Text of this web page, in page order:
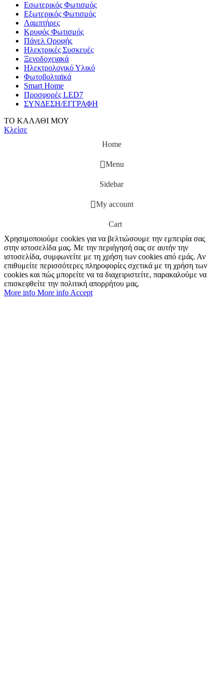
Εσωτερικός Φωτισμός
Εξωτερικός Φωτισμός
Λαμπτήρες
Κρυφός Φωτισμός
Πάνελ Οροφής
Ηλεκτρικές Συσκευές
Ξενοδοχειακά
Ηλεκτρολογικό Υλικό
Φωτοβολταϊκά
Smart Home
Προσφορές LED7
ΣΥΝΔΕΣΗ/ΕΓΓΡΑΦΗ
ΤΟ ΚΑΛΑΘΙ ΜΟΥ
Κλείσε
Home
Menu
Sidebar
My account
Cart
Χρησιμοποιούμε cookies για να βελτιώσουμε την εμπειρία σας
στην ιστοσελίδα μας. Με την περιήγησή σας σε αυτήν την
ιστοσελίδα, συμφωνείτε με τη χρήση των cookies από εμάς. Αν
επιθυμείτε περισσότερες πληροφορίες σχετικά με τη χρήση των
cookies και πώς μπορείτε να τα διαχειριστείτε, παρακαλούμε να
επισκεφθείτε την πολιτική απορρήτου μας.
More info More info Accept